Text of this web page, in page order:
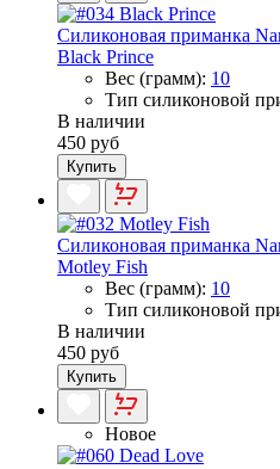
Силиконовая приманка
Black Prince
Вес (грамм): 10
Тип силиконовой
В наличии
450 руб
Купить
Силиконовая приманка
Motley Fish
Вес (грамм): 10
Тип силиконовой
В наличии
450 руб
Купить
Новое